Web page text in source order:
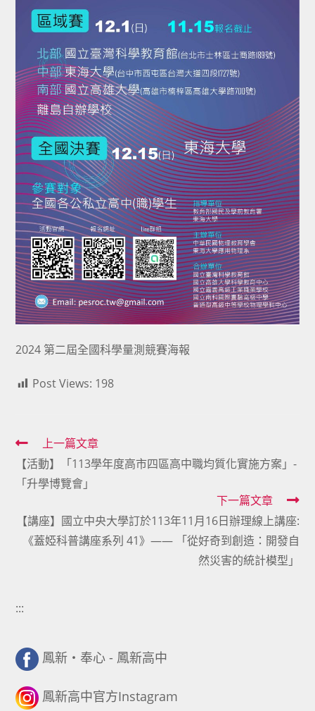
2024 第二屆全國科學量測競賽海報
Post Views: 198
Read
more
articles
上一篇文章
【活動】「113學年度高市四區高中職均質化實施方案」-
「升學博覽會」
下一篇文章
【講座】國立中央大學訂於113年11月16日辦理線上講座:
《蓋婭科普講座系列 41》—— 「從好奇到創造：開發自
然災害的統計模型」
:::
鳳新・奉心 - 鳳新高中
鳳新高中官方Instagram